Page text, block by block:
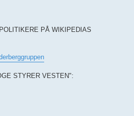
PÅ WIKIPEDIAS
STYRER VESTEN":